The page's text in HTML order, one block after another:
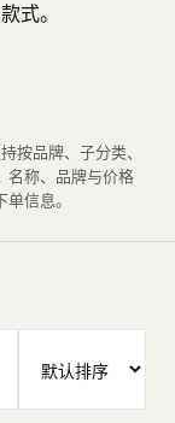
式。
按品牌、子分类、
名称、品牌与价格
信息。